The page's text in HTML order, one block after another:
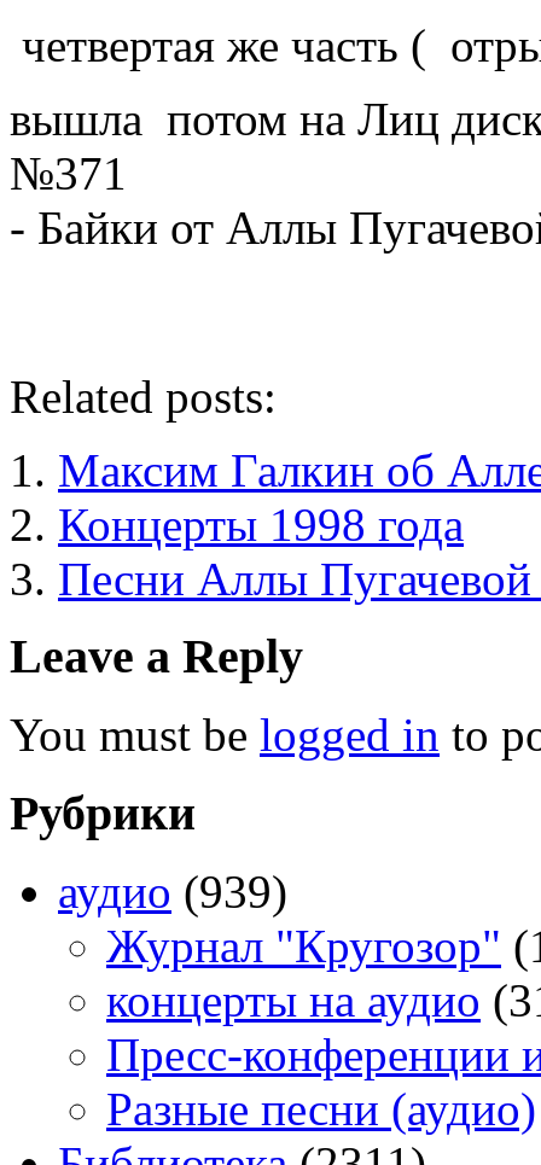
четвертая же часть (
вышла потом на Лиц
№371
- Байки от Аллы
Related posts:
Максим Галкин об
Концерты 1998 года
Песни Аллы Пугачевой
Leave a Reply
You must be logged in to
Рубрики
аудио (939)
Журнал "Кругозор"
концерты на аудио
Пресс-конференции
Разные песни (аудио)